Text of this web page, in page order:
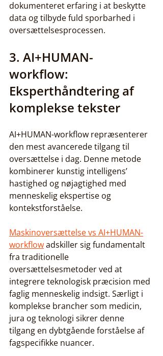
dokumenteret erfaring i at beskytte
data og tilbyde fuld sporbarhed i
oversættelsesprocessen.
3. AI+HUMAN-
workflow:
Eksperthåndtering af
komplekse tekster
AI+HUMAN-workflow repræsenterer
den mest avancerede tilgang til
oversættelse i dag. Denne metode
kombinerer kunstig intelligens’
hastighed og nøjagtighed med
menneskelig ekspertise og
kontekstforståelse.
Maskinoversættelse vs AI+HUMAN-
workflow adskiller sig fundamentalt
fra traditionelle
oversættelsesmetoder ved at
integrere teknologisk præcision med
faglig menneskelig indsigt. Særligt i
komplekse brancher som medicin,
jura og teknologi sikrer denne
tilgang en dybtgående forståelse af
fagspecifikke nuancer.